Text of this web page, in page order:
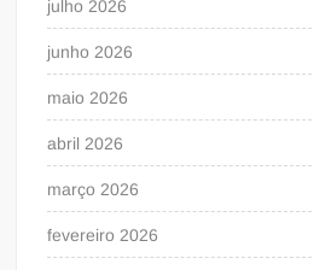
julho 2026
junho 2026
maio 2026
abril 2026
março 2026
fevereiro 2026